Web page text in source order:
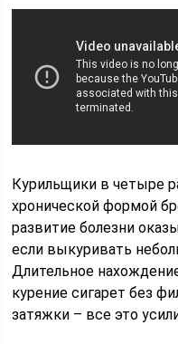
Курильщики в четыре
хронической формой
развитие болезни
если выкуривать
Длительное
курение сигарет без
затяжки – все это